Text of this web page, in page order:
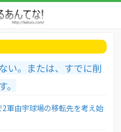
い。または、すでに削
軍由宇球場の移転先を考え始